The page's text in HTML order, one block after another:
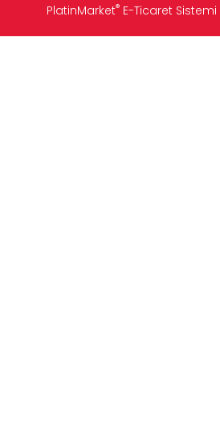
PlatinMarket® E-Ticaret Sistemi